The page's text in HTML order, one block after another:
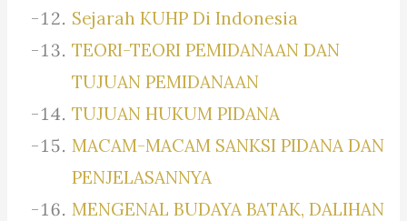
Sejarah KUHP Di Indonesia
TEORI-TEORI PEMIDANAAN DAN
TUJUAN PEMIDANAAN
TUJUAN HUKUM PIDANA
MACAM-MACAM SANKSI PIDANA DAN
PENJELASANNYA
MENGENAL BUDAYA BATAK, DALIHAN